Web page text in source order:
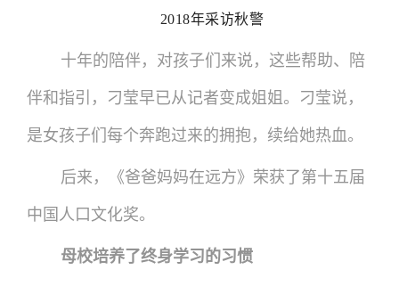
2018年采访秋警
十年的陪伴，对孩子们来说，这些帮助、陪
伴和指引，刁莹早已从记者变成姐姐。刁莹说，
是女孩子们每个奔跑过来的拥抱，续给她热血。
后来，《爸爸妈妈在远方》荣获了第十五届
中国人口文化奖。
母校培养了终身学习的习惯